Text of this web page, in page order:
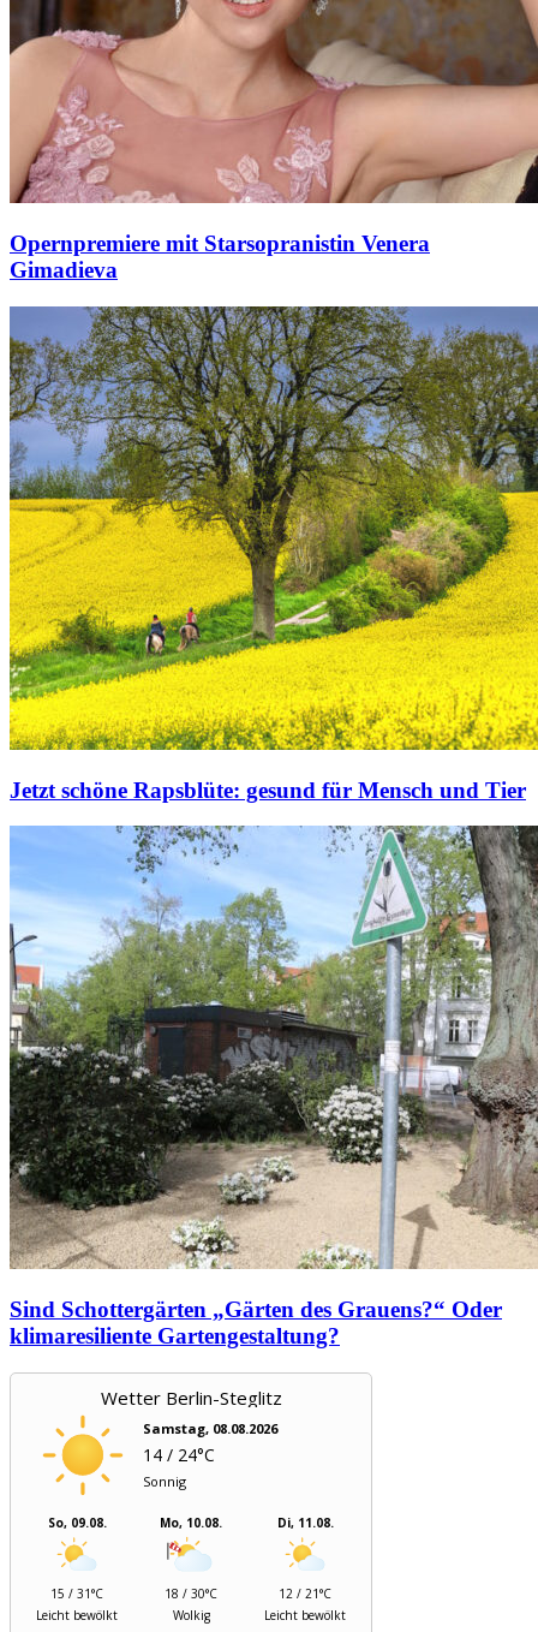
Opernpremiere mit Starsopranistin Venera
Gimadieva
Jetzt schöne Rapsblüte: gesund für Mensch und Tier
Sind Schottergärten „Gärten des Grauens?“ Oder
klimaresiliente Gartengestaltung?
Wetter Berlin-Steglitz
Samstag, 08.08.2026
14 / 24°C
Sonnig
So, 09.08.
15 / 31°C
Leicht bewölkt
Mo, 10.08.
18 / 30°C
Wolkig
Di, 11.08.
12 / 21°C
Leicht bewölkt